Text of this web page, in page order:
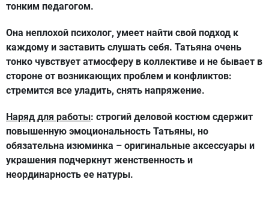
тонким педагогом.
Она неплохой психолог, умеет найти свой подход к
каждому и заставить слушать себя. Татьяна очень
тонко чувствует атмосферу в коллективе и не бывает в
стороне от возникающих проблем и конфликтов:
стремится все уладить, снять напряжение.
Наряд для работы: строгий деловой костюм сдержит
повышенную эмоциональность Татьяны, но
обязательна изюминка – оригинальные аксессуары и
украшения подчеркнут женственность и
неординарность ее натуры.